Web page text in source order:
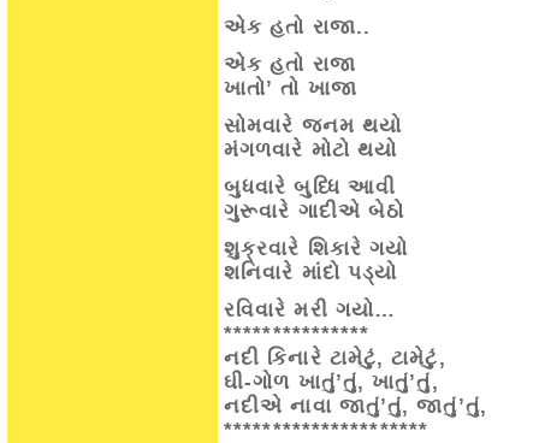
એક હતો રાજા..
એક હતો રાજા
ખાતો’ તો ખાજા
સોમવારે જનમ થયો
મંગળવારે મોટો થયો
બુધવારે બુધ્ધિ આવી
ગુરૂવારે ગાદીએ બેઠો
શુક્રવારે શિકારે ગયો
શનિવારે માંદો પડ્યો
રવિવારે મરી ગયો…
***************
નદી કિનારે ટામેટું, ટામેટું,
ઘી-ગોળ ખાતું’તું, ખાતું’તું,
નદીએ નાવા જાતું’તું, જાતું’તું,
*********************